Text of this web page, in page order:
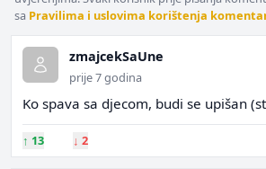
sa Pravilima i uslovima korištenja
zmajcekSaUne
prije 7 godina
Ko spava sa djecom, budi se upišan
↑ 13 ↓ 2